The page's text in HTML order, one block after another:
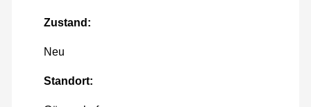
Zustand:
Neu
Standort: